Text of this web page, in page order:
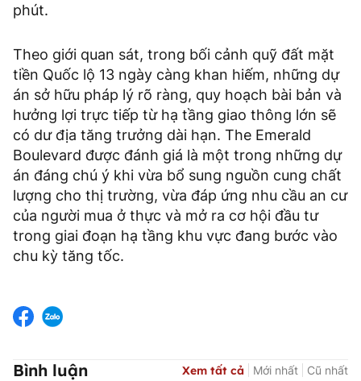
phút.
Theo giới quan sát, trong bối cảnh quỹ đất mặt
tiền Quốc lộ 13 ngày càng khan hiếm, những dự
án sở hữu pháp lý rõ ràng, quy hoạch bài bản và
hưởng lợi trực tiếp từ hạ tầng giao thông lớn sẽ
có dư địa tăng trưởng dài hạn. The Emerald
Boulevard được đánh giá là một trong những dự
án đáng chú ý khi vừa bổ sung nguồn cung chất
lượng cho thị trường, vừa đáp ứng nhu cầu an cư
của người mua ở thực và mở ra cơ hội đầu tư
trong giai đoạn hạ tầng khu vực đang bước vào
chu kỳ tăng tốc.
Bình luận Xem tất cả Mới nhất Cũ nhất